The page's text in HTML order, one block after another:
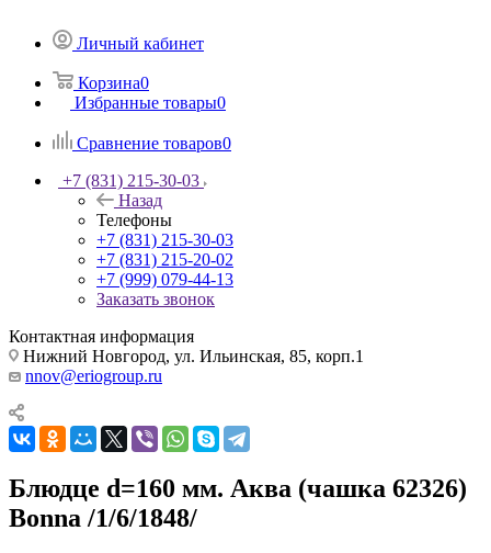
Личный кабинет
Корзина0
Избранные товары0
Сравнение товаров0
+7 (831) 215-30-03
Назад
Телефоны
+7 (831) 215-30-03
+7 (831) 215-20-02
+7 (999) 079-44-13
Заказать звонок
Контактная информация
Нижний Новгород, ул. Ильинская, 85, корп.1
nnov@eriogroup.ru
Блюдце d=160 мм. Аква (чашка 62326)
Bonna /1/6/1848/